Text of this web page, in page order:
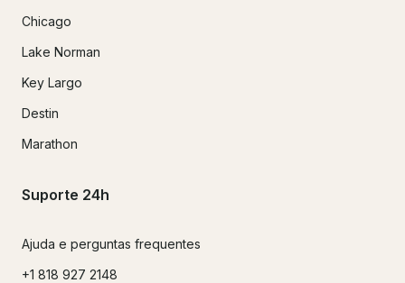
Chicago
Lake Norman
Key Largo
Destin
Marathon
Suporte 24h
Ajuda e perguntas frequentes
+1 818 927 2148